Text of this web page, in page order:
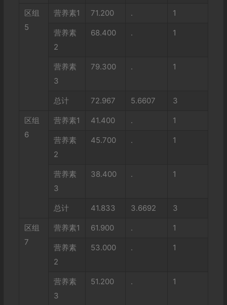
区组
5
营养素1 71.200 . 1
营养素
2
68.400 . 1
营养素
3
79.300 . 1
总计 72.967 5.6607 3
区组
6
营养素1 41.400 . 1
营养素
2
45.700 . 1
营养素
3
38.400 . 1
总计 41.833 3.6692 3
区组
7
营养素1 61.900 . 1
营养素
2
53.000 . 1
营养素
3
51.200 . 1